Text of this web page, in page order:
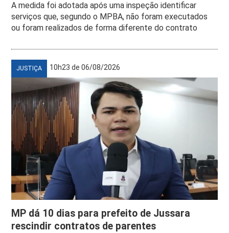
A medida foi adotada após uma inspeção identificar
serviços que, segundo o MPBA, não foram executados
ou foram realizados de forma diferente do contrato
JUSTIÇA 10h23 de 06/08/2026
MP dá 10 dias para prefeito de Jussara
rescindir contratos de parentes